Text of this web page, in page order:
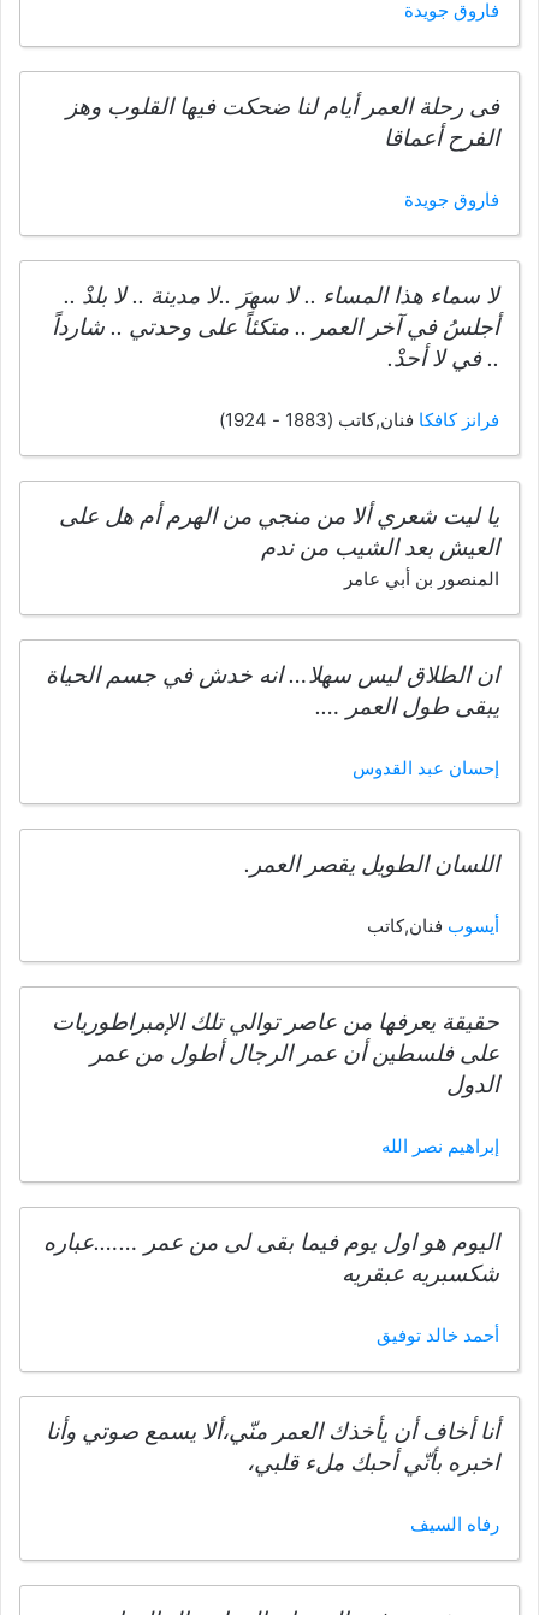
فاروق جويدة
فى رحلة العمر أيام لنا ضحكت فيها القلوب وهز
الفرح أعماقا
فاروق جويدة
لا سماء هذا المساء .. لا سهرَ ..لا مدينة .. لا بلدْ ..
أجلسُ في آخر العمر .. متكئاً على وحدتي .. شارداً
.. في لا أحدْ.
فرانز كافكا فنان,كاتب (1883 - 1924)
يا ليت شعري ألا من منجي من الهرم أم هل على
العيش بعد الشيب من ندم
المنصور بن أبي عامر
ان الطلاق ليس سهلا… انه خدش في جسم الحياة
يبقى طول العمر ….
إحسان عبد القدوس
اللسان الطويل يقصر العمر.
أيسوب فنان,كاتب
حقيقة يعرفها من عاصر توالي تلك الإمبراطوريات
على فلسطين أن عمر الرجال أطول من عمر
الدول
إبراهيم نصر الله
اليوم هو اول يوم فيما بقى لى من عمر …….عباره
شكسبريه عبقريه
أحمد خالد توفيق
أنا أخاف أن يأخذك العمر منّي،ألا يسمع صوتي وأنا
اخبره بأنّي أحبك ملء قلبي،
رفاه السيف